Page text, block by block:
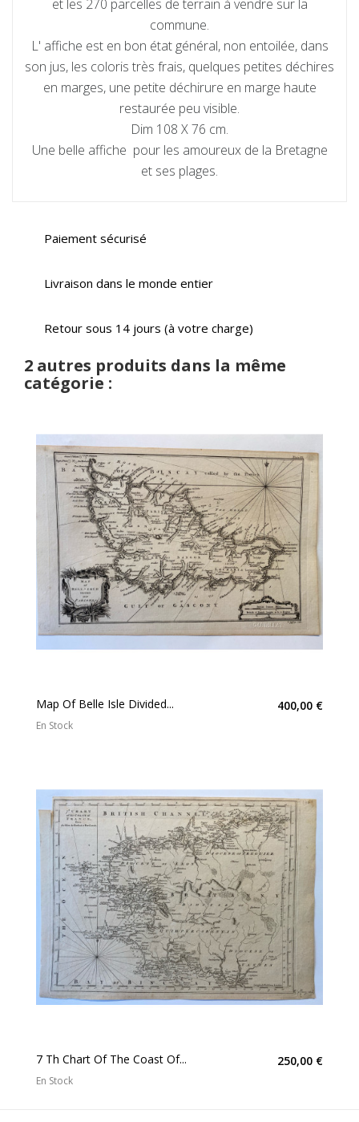
et les 270 parcelles de terrain à vendre sur la
commune.
L' affiche est en bon état général, non entoilée, dans
son jus, les coloris très frais, quelques petites déchires
en marges, une petite déchirure en marge haute
restaurée peu visible.
Dim 108 X 76 cm.
Une belle affiche pour les amoureux de la Bretagne
et ses plages.
Paiement sécurisé
Livraison dans le monde entier
Retour sous 14 jours (à votre charge)
2 autres produits dans la même
catégorie :
Map Of Belle Isle Divided... 400,00 €
En Stock
7 Th Chart Of The Coast Of... 250,00 €
En Stock